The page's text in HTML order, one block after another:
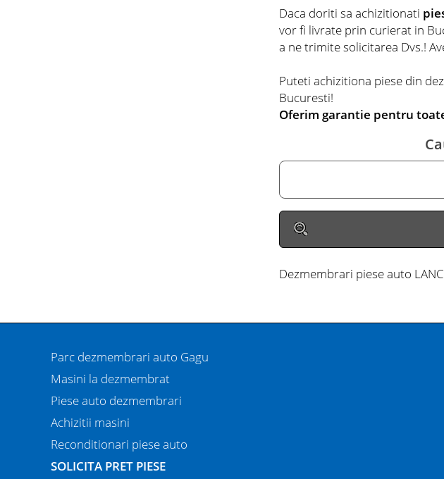
Daca doriti sa achizitionati
vor fi livrate prin curierat in
a ne trimite solicitarea Dvs.!
Puteti achizitiona piese din
Bucuresti!
Oferim garantie pentru
Dezmembrari piese auto
Parc dezmembrari auto Gagu
Masini la dezmembrat
Piese auto dezmembrari
Achizitii masini
Reconditionari piese auto
SOLICITA PRET PIESE